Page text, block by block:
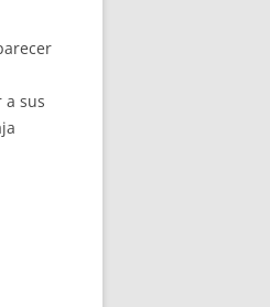
a sus